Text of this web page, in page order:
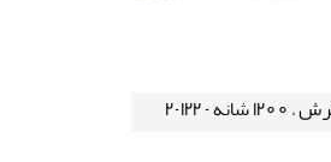
شانه - 122-2